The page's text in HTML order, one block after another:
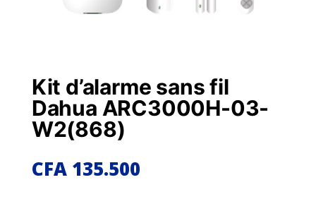
Kit d’alarme sans fil
Dahua ARC3000H-03-
W2(868)
CFA135.500